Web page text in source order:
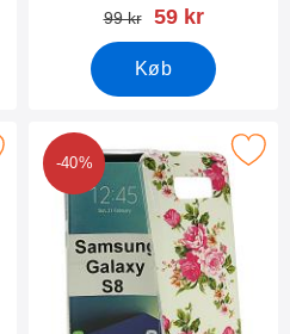
pris
99 kr pris
59 kr
Køb
S8 (G950F) som favorit
-40%
tPU Designcover Samsung